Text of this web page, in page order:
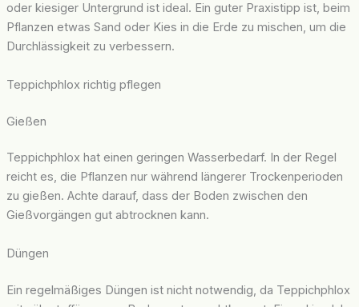
oder kiesiger Untergrund ist ideal. Ein guter Praxistipp ist, beim
Pflanzen etwas Sand oder Kies in die Erde zu mischen, um die
Durchlässigkeit zu verbessern.
Teppichphlox richtig pflegen
Gießen
Teppichphlox hat einen geringen Wasserbedarf. In der Regel
reicht es, die Pflanzen nur während längerer Trockenperioden
zu gießen. Achte darauf, dass der Boden zwischen den
Gießvorgängen gut abtrocknen kann.
Düngen
Ein regelmäßiges Düngen ist nicht notwendig, da Teppichphlox